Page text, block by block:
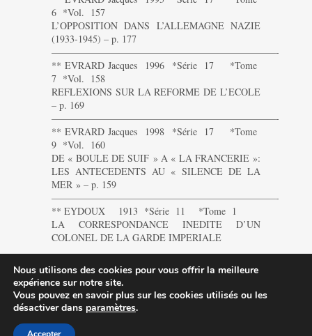
6 *Vol. 157
L’OPPOSITION DANS L’ALLEMAGNE NAZIE
(1933-1945) – p. 177
———————————————————————-
** EVRARD Jacques 1996 *Série 17 *Tome
7 *Vol. 158
REFLEXIONS SUR LA REFORME DE L’ECOLE
– p. 169
———————————————————————-
** EVRARD Jacques 1998 *Série 17 *Tome
9 *Vol. 160
DE « BOULE DE SUIF » A « LA FRANCERIE »:
LES ANTECEDENTS AU « SILENCE DE LA
MER » – p. 159
———————————————————————-
** EYDOUX 1913 *Série 11 *Tome 1
LA CORRESPONDANCE INEDITE D’UN
COLONEL DE LA GARDE IMPERIALE
Nous utilisons des cookies pour vous offrir la meilleure
expérience sur notre site.
Vous pouvez en savoir plus sur les cookies utilisés ou les
désactiver dans paramètres.